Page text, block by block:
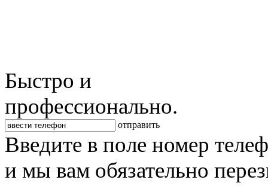
Быстро и
профессионально.
отправить
Введите в поле номер
и мы вам обязательно